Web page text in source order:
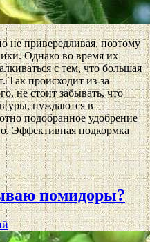
не привередливая, поэтому
Однако во время их
с тем, что большая
Так происходит из-за
не стоит забывать, что
нуждаются в
подобранное удобрение
Эффективная подкормка
помидоры?